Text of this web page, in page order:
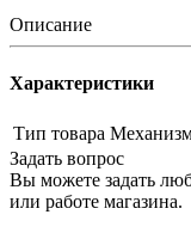
Описание
Характеристики
Тип товара
Задать вопрос
Вы можете задать
или работе магазина.